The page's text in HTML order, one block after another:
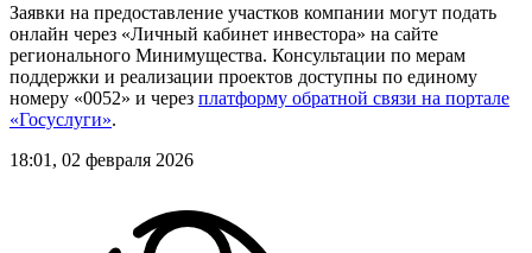
Заявки на предоставление участков компании могут подать
онлайн через «Личный кабинет инвестора» на сайте
регионального Минимущества. Консультации по мерам
поддержки и реализации проектов доступны по единому
номеру «0052» и через платформу обратной связи на портале
«Госуслуги».
18:01, 02 февраля 2026